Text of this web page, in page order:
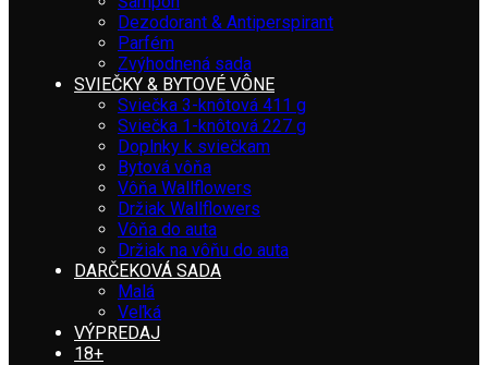
Dezodorant & Antiperspirant
Parfém
Zvýhodnená sada
SVIEČKY & BYTOVÉ VÔNE
Sviečka 3-knôtová 411 g
Sviečka 1-knôtová 227 g
Doplnky k sviečkam
Bytová vôňa
Vôňa Wallflowers
Držiak Wallflowers
Vôňa do auta
Držiak na vôňu do auta
DARČEKOVÁ SADA
Malá
Veľká
VÝPREDAJ
18+